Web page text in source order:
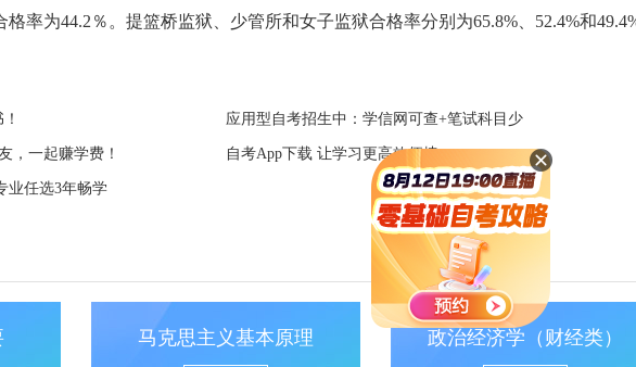
率为44.2％。提篮桥监狱、少管所和女子监狱合格率分别为65.8%、52.4%和49.4%
应用型自考招生中：学信网可查+笔试科目少
，一起赚学费！ 自考App下载 让学习更高效便捷
业任选3年畅学
马克思主义基本原理 政治经济学（财经类）